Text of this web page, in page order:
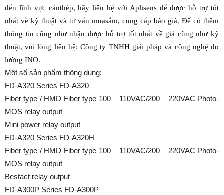
đến lĩnh vực cánthép, hãy liên hệ với Aplisens để được hỗ trợ tốt
nhất về kỹ thuật và tư vấn muasắm, cung cấp báo giá. Để có thêm
thông tin cũng như nhận được hỗ trợ tốt nhất về giá cũng như kỹ
thuật,vui lòng liên hệ: Công ty TNHH giải pháp và công nghệ đo
lường INO.
Một số sản phẩm thông dụng:
FD-A320 Series FD-A320
Fiber type / HMD Fiber type 100 – 110VAC/200 – 220VAC Photo-
MOS relay output
Mini power relay output
FD-A320 Series FD-A320H
Fiber type / HMD Fiber type 100 – 110VAC/200 – 220VAC Photo-
MOS relay output
Bestact relay output
FD-A300P Series FD-A300P